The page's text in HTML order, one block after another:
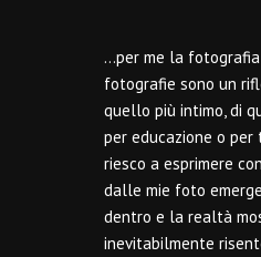
…per me la
fotografie sono un
quello più intimo, di
per educazione o per
riesco a esprimere
dalle mie foto
dentro e la realtà
inevitabilmente